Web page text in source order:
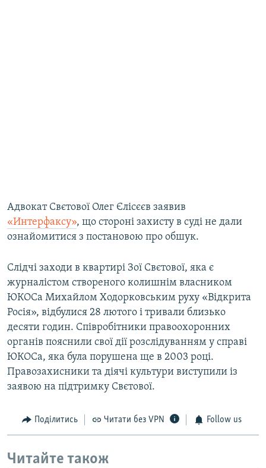
Адвокат Свєтової Олег Єлісєєв заявив
«Интерфаксу», що стороні захисту в суді не дали
ознайомитися з постановою про обшук.
Слідчі заходи в квартирі Зої Свєтової, яка є
журналістом створеного колишнім власником
ЮКОСа Михайлом Ходорковським руху «Відкрита
Росія», відбулися 28 лютого і тривали близько
десяти годин. Співробітники правоохоронних
органів пояснили свої дії розслідуванням у справі
ЮКОСа, яка була порушена ще в 2003 році.
Правозахисники та діячі культури виступили із
заявою на підтримку Свєтової.
Поділитись Читати без VPN Follow us
Читайте також